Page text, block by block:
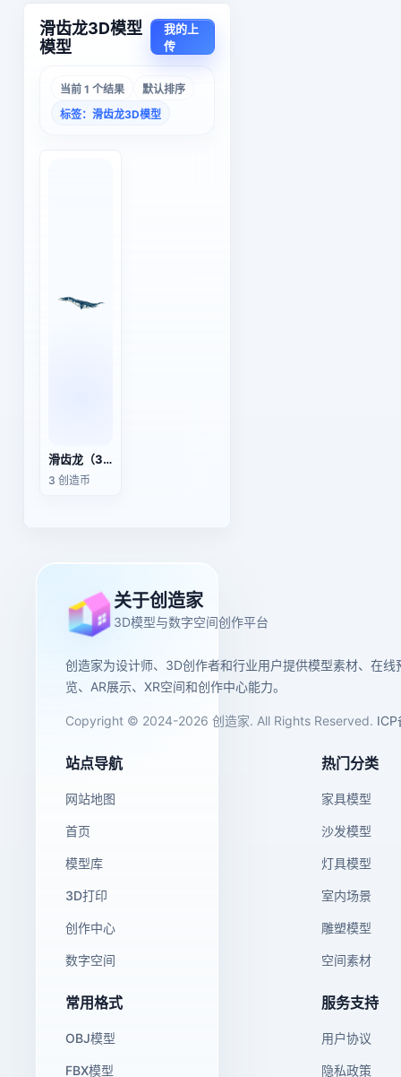
滑齿龙3D模型
模型
我的上
传
当前 1 个结果
默认排序
标签：滑齿龙3D模型
滑齿龙（3D动画模型）
3 创造币
关于创造家
3D模型与数字空间创作平台
创造家为设计师、3D创作者和行业用户提供模型素材、在线
览、AR展示、XR空间和创作中心能力。
Copyright © 2024-2026 创造家. All Rights Reserved. ICP
站点导航
网站地图
首页
模型库
3D打印
创作中心
数字空间
热门分类
家具模型
沙发模型
灯具模型
室内场景
雕塑模型
空间素材
常用格式
OBJ模型
FBX模型
服务支持
用户协议
隐私政策